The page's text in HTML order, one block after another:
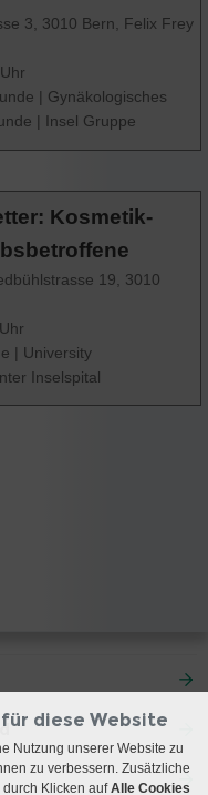
3, 3010 Bern, Felix Frey
| Gynäkologisches
| Insel Gruppe
Kosmetik-
19, 3010
| University
Inselspital
diese Website
Nutzung unserer Website zu
zu verbessern. Zusätzliche
Klicken aufAlle Cookies